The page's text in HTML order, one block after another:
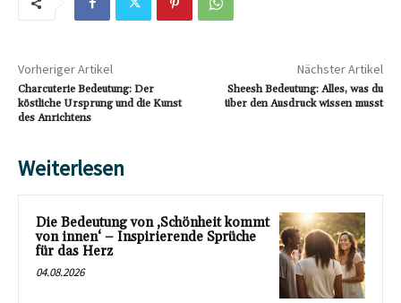
Vorheriger Artikel
Charcuterie Bedeutung: Der
köstliche Ursprung und die Kunst
des Anrichtens
Nächster Artikel
Sheesh Bedeutung: Alles, was du
über den Ausdruck wissen musst
Weiterlesen
Die Bedeutung von ‚Schönheit kommt
von innen‘ – Inspirierende Sprüche
für das Herz
04.08.2026